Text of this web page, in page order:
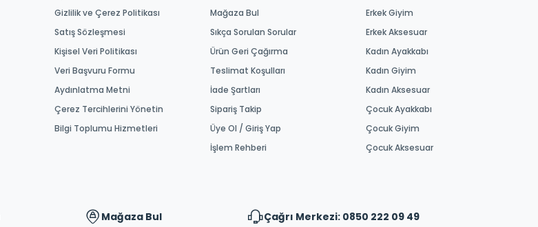
Gizlilik ve Çerez Politikası
Satış Sözleşmesi
Kişisel Veri Politikası
Veri Başvuru Formu
Aydınlatma Metni
Çerez Tercihlerini Yönetin
Bilgi Toplumu Hizmetleri
Mağaza Bul
Sıkça Sorulan Sorular
Ürün Geri Çağırma
Teslimat Koşulları
İade Şartları
Sipariş Takip
Üye Ol / Giriş Yap
İşlem Rehberi
Erkek Giyim
Erkek Aksesuar
Kadın Ayakkabı
Kadın Giyim
Kadın Aksesuar
Çocuk Ayakkabı
Çocuk Giyim
Çocuk Aksesuar
Mağaza Bul Çağrı Merkezi: 0850 222 09 49